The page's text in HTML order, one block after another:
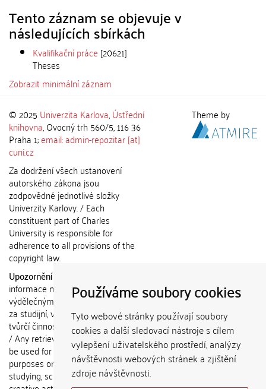
Používáme soubory cookies
Tyto webové stránky používají soubory
cookies a další sledovací nástroje s cílem
vylepšení uživatelského prostředí, analýzy
návštěvnosti webových stránek a zjištění
zdroje návštěvnosti.
Tento záznam se objevuje v
následujících sbírkách
Kvalifikační práce [20621]
Theses
Zobrazit minimální záznam
© 2025 Univerzita Karlova,Ústřední
knihovna, Ovocný trh 560/5, 116 36
Praha 1;email: admin-repozitar [at]
cuni.cz
Za dodržení všech ustanovení
autorského zákona jsou
zodpovědné jednotlivé složky
Univerzity Karlovy. / Each
constituent part of Charles
University is responsible for
adherence to all provisions of the
copyright law.
Upozornění / Notice:
informace nemohou být použity k
výdělečným účelům nebo vydávány
za studijní, vědeckou nebo jinou
tvůrčí činnost jiné osoby než autora.
/ Any retrieved information shall not
be used for any commercial
purposes or claimed as results of
studying, scientific or any other
Theme by